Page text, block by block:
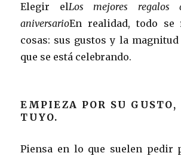
Elegir elLos mejores regalos
aniversarioEn realidad, todo se
cosas: sus gustos y la
que se está celebrando.
EMPIEZA POR SU GUSTO,
TUYO.
Piensa en lo que suelen pedir